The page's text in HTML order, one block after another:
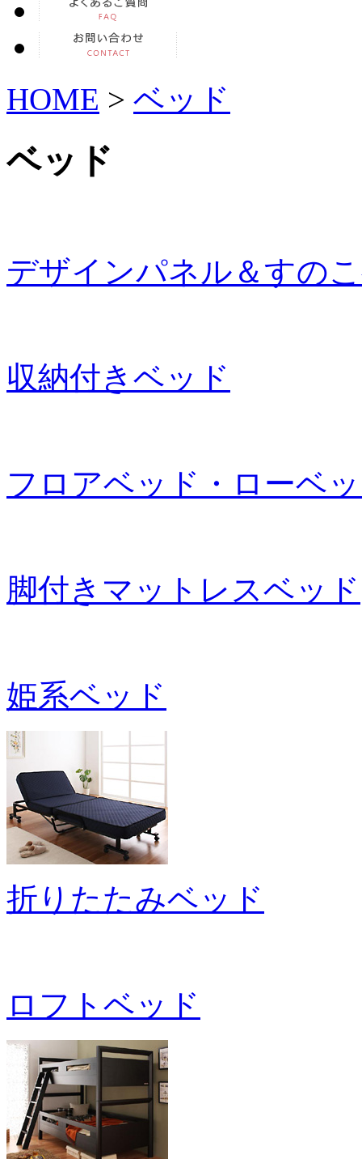
HOME > ベッド
ベッド
デザインパネル＆すの
収納付きベッド
フロアベッド・ローベ
脚付きマットレスベッド
姫系ベッド
折りたたみベッド
ロフトベッド